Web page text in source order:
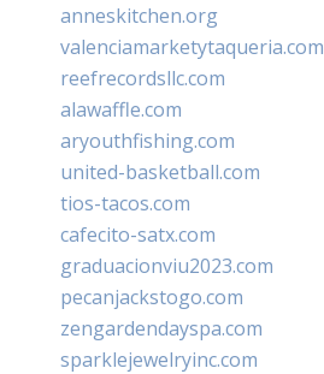
anneskitchen.org
valenciamarketytaqueria.com
reefrecordsllc.com
alawaffle.com
aryouthfishing.com
united-basketball.com
tios-tacos.com
cafecito-satx.com
graduacionviu2023.com
pecanjackstogo.com
zengardendayspa.com
sparklejewelryinc.com